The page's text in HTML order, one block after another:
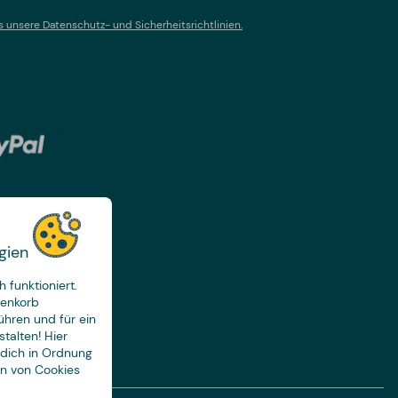
funktioniert.
und für ein
Hier
in Ordnung
von Cookies
unsere Datenschutz- und Sicherheitsrichtlinien.